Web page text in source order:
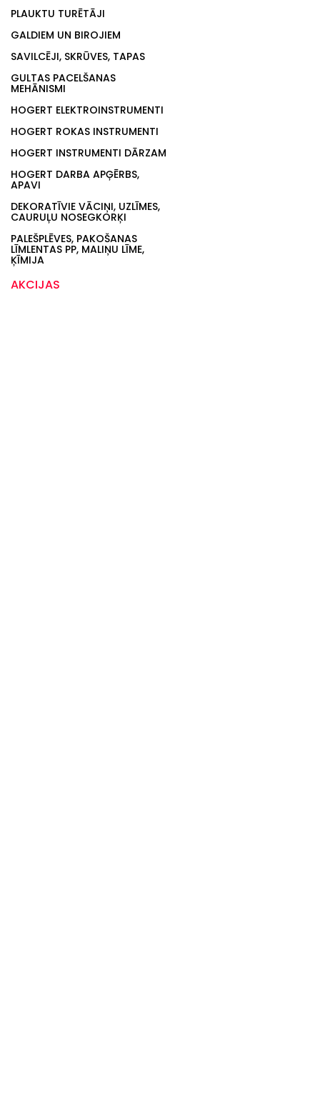
PLAUKTU TURĒTĀJI
GALDIEM UN BIROJIEM
SAVILCĒJI, SKRŪVES, TAPAS
GULTAS PACELŠANAS
MEHĀNISMI
HOGERT ELEKTROINSTRUMENTI
HOGERT ROKAS INSTRUMENTI
HOGERT INSTRUMENTI DĀRZAM
HOGERT DARBA APĢĒRBS,
APAVI
DEKORATĪVIE VĀCIŅI, UZLĪMES,
CAURUĻU NOSEGKORĶI
PALEŠPLĒVES, PAKOŠANAS
LĪMLENTAS PP, MALIŅU LĪME,
ĶĪMIJA
AKCIJAS